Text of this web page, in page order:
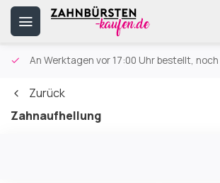
An Werktagen vor 17:00 Uhr bestellt,
Zurück
Zahnaufhellung